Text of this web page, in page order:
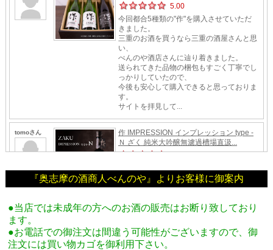
『奥志摩の酒商人べんのや』よりお客様に御案内
●当店では未成年の方へのお酒の販売はお断り致しており
ます。
●お電話での御注文は間違う可能性がございますので、御
注文には買い物カゴを御利用下さい。